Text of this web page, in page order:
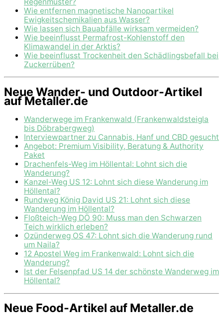
Wie entfernen magnetische Nanopartikel
Ewigkeitschemikalien aus Wasser?
Wie lassen sich Bauabfälle wirksam vermeiden?
Wie beeinflusst Permafrost-Kohlenstoff den
Klimawandel in der Arktis?
Wie beeinflusst Trockenheit den Schädlingsbefall bei
Zuckerrüben?
Neue Wander- und Outdoor-Artikel
auf Metaller.de
Wanderwege im Frankenwald (Frankenwaldsteigla
bis Döbrabergweg)
Interviewpartner zu Cannabis, Hanf und CBD gesucht
Angebot: Premium Visibility, Beratung & Authority
Paket
Drachenfels-Weg im Höllental: Lohnt sich die
Wanderung?
Kanzel-Weg US 12: Lohnt sich diese Wanderung im
Höllental?
Rundweg König David US 21: Lohnt sich diese
Wanderung im Höllental?
Floßteich-Weg DÖ 90: Muss man den Schwarzen
Teich wirklich erleben?
Ozünderweg OS 47: Lohnt sich die Wanderung rund
um Naila?
12 Apostel Weg im Frankenwald: Lohnt sich die
Wanderung?
Ist der Felsenpfad US 14 der schönste Wanderweg im
Höllental?
Neue Food-Artikel auf Metaller.de